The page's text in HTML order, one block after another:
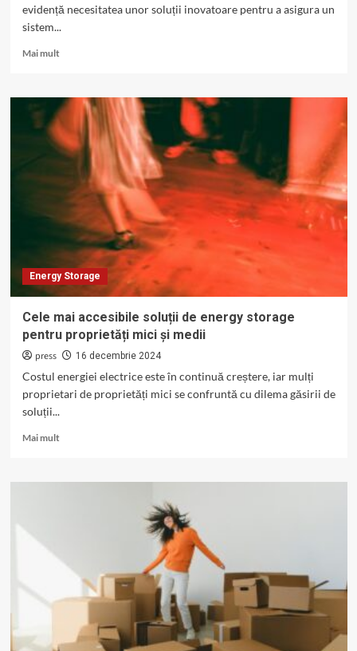
evidență necesitatea unor soluții inovatoare pentru a asigura un
sistem...
Mai multRead
Energy
Storage:
Rolul
bateriilor
în
reducerea
dependenței
rețeaua
electrică
Energy Storage
Cele mai accesibile soluții de energy storage
pentru proprietăți mici și medii
press 16 decembrie 2024
Costul energiei electrice este în continuă creștere, iar mulți
proprietari de proprietăți mici se confruntă cu dilema găsirii de
soluții...
Mai multRead
Cele
energy
storage
pentru
proprietăți
medii